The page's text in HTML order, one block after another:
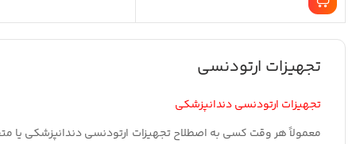
تجهیزات ارتودنسی
تجهیزات ارتودنسی دندانپزشکی
معمولاً هر وقت کسی به اصطلاح تجهیزات ارتودنسی دندانپزشکی